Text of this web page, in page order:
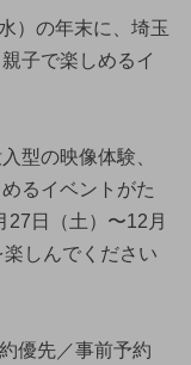
）の年末に、埼玉
子で楽しめるイ
型の映像体験、
るイベントがた
27日（土）〜12月
しんでください
優先／事前予約